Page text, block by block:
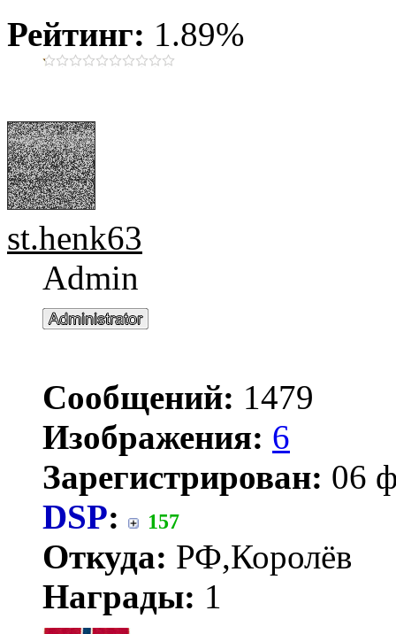
Рейтинг: 1.89%
st.henk63
Admin
Сообщений: 1479
Изображения: 6
Зарегистрирован: 06
DSP: 157
Откуда: РФ,Королёв
Награды: 1